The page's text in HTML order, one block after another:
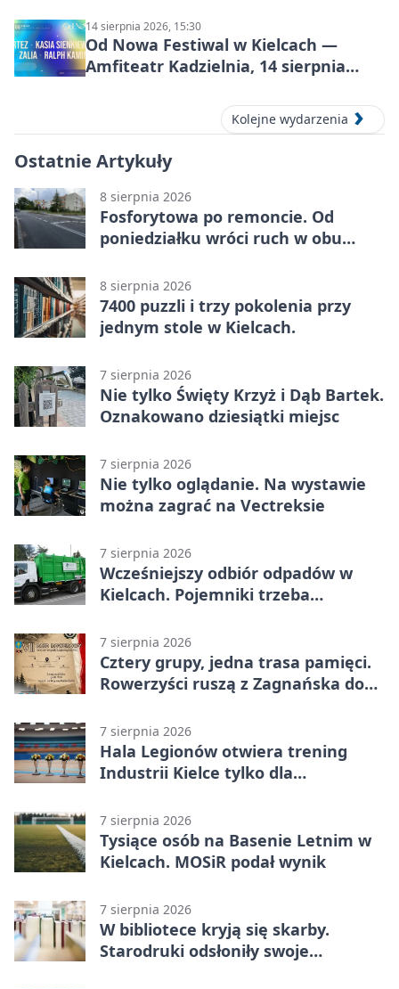
14 sierpnia 2026, 15:30
Od Nowa Festiwal w Kielcach —
Amfiteatr Kadzielnia, 14 sierpnia
Kolejne wydarzenia
Ostatnie Artykuły
8 sierpnia 2026
Fosforytowa po remoncie. Od
poniedziałku wróci ruch w obu
8 sierpnia 2026
7400 puzzli i trzy pokolenia przy
jednym stole w Kielcach.
7 sierpnia 2026
Nie tylko Święty Krzyż i Dąb Bartek.
Oznakowano dziesiątki miejsc
7 sierpnia 2026
Nie tylko oglądanie. Na wystawie
można zagrać na Vectreksie
7 sierpnia 2026
Wcześniejszy odbiór odpadów w
Kielcach. Pojemniki trzeba
7 sierpnia 2026
Cztery grupy, jedna trasa pamięci.
Rowerzyści ruszą z Zagnańska do
7 sierpnia 2026
Hala Legionów otwiera trening
Industrii Kielce tylko dla
7 sierpnia 2026
Tysiące osób na Basenie Letnim w
Kielcach. MOSiR podał wynik
7 sierpnia 2026
W bibliotece kryją się skarby.
Starodruki odsłoniły swoje